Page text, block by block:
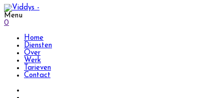
Menu
0
Home
Diensten
Over
Werk
Tarieven
Contact